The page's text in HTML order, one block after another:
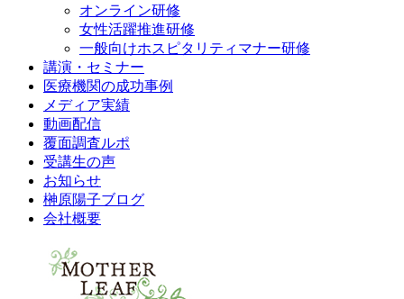
オンライン研修
女性活躍推進研修
一般向けホスピタリティマナー研修
講演・セミナー
医療機関の成功事例
メディア実績
動画配信
覆面調査ルポ
受講生の声
お知らせ
榊原陽子ブログ
会社概要